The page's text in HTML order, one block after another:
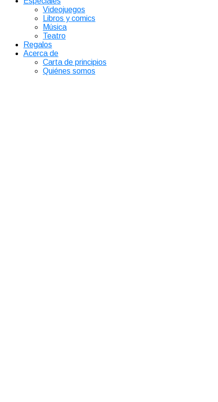
Videojuegos
Libros y comics
Música
Teatro
Regalos
Acerca de
Carta de principios
Quiénes somos